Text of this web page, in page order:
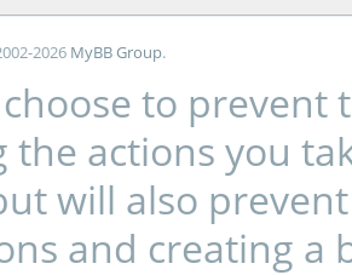
2026 MyBB Group.
to
the actions you
will also
and creating a